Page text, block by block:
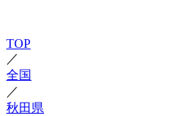
TOP
／
全国
／
秋田県